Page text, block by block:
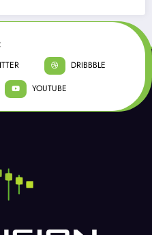
DRIBBBLE
YOUTUBE